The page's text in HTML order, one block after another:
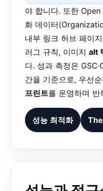
야 합니다. 또한
화 데이터
내부 링크 허브 페이
러그 규칙, 이미지 alt
다. 성과 측정은
간을 기준으로, 우선
프린트를 운영하며 반
성능 최적화